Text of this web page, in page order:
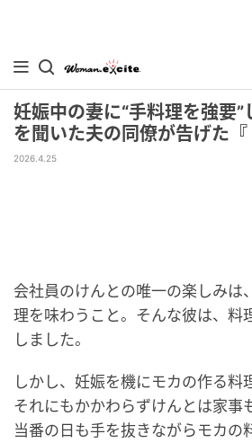
妊娠中の妻に“手料理を強要
を聞いた夫の同僚が告げた
2026.4.25
会社員のけんとの唯一の楽しみは
理を味わうこと。そんな彼は、料
しました。
しかし、妊娠を機にモカの作る料
それにもかかわらずけんとは家事
当番の日も手を抜きながらモカの